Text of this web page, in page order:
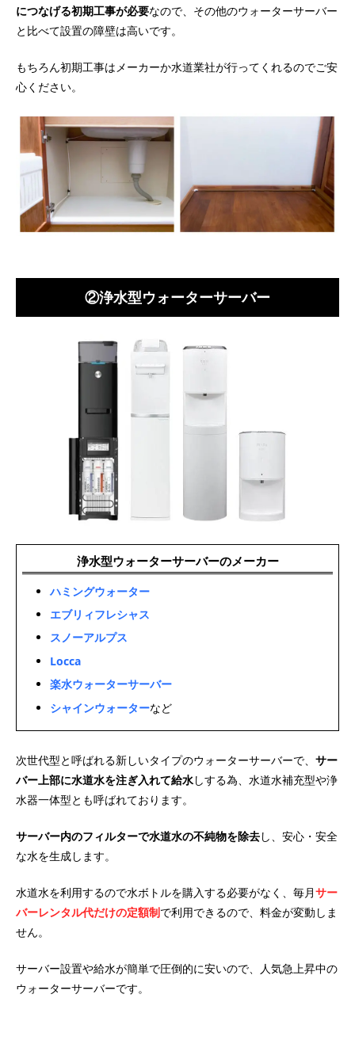
につなげる初期工事が必要なので、その他のウォーターサーバー
と比べて設置の障壁は高いです。
もちろん初期工事はメーカーか水道業社が行ってくれるのでご安
心ください。
②浄水型ウォーターサーバー
浄水型ウォーターサーバーのメーカー
ハミングウォーター
エブリィフレシャス
スノーアルプス
Locca
楽水ウォーターサーバー
シャインウォーターなど
次世代型と呼ばれる新しいタイプのウォーターサーバーで、 サー
バー上部に水道水を注ぎ入れて給水しする為、水道水補充型や浄
水器一体型とも呼ばれております。
サーバー内のフィルターで水道水の不純物を除去し、安心・安全
な水を生成します。
水道水を利用するので水ボトルを購入する必要がなく、毎月サー
バーレンタル代だけの定額制で利用できるので、料金が変動しま
せん。
サーバー設置や給水が簡単で圧倒的に安いので、人気急上昇中の
ウォーターサーバーです。